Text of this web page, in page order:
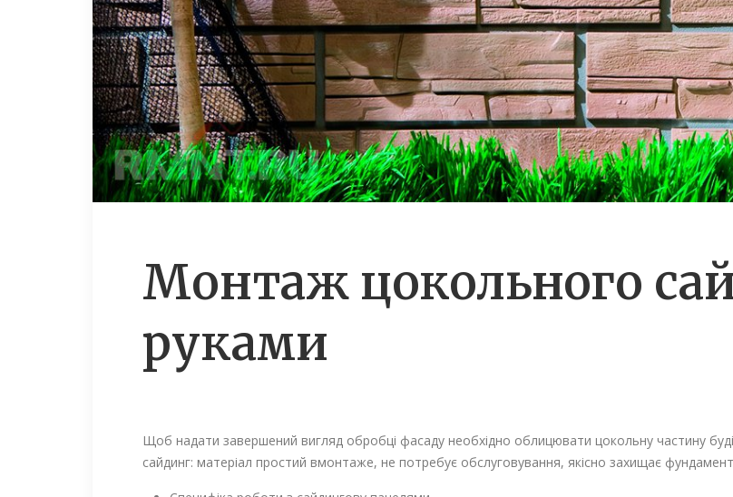
Монтаж цокольного
руками
Щоб надати завершений вигляд обробці фасаду необхідно облицювати цокольну частину
сайдинг: матеріал простий вмонтаже, не потребує обслуговування, якісно захищає